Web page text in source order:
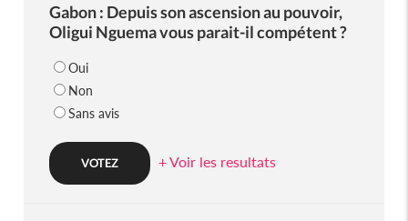
Gabon : Depuis son ascension au pouvoir,
Oligui Nguema vous parait-il compétent ?
Oui
Non
Sans avis
+ Voir les resultats